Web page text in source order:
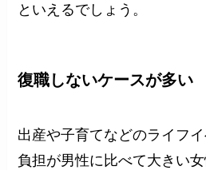
といえるでしょう。
復職しないケースが多い
出産や子育てなどのライフ
負担が男性に比べて大きい